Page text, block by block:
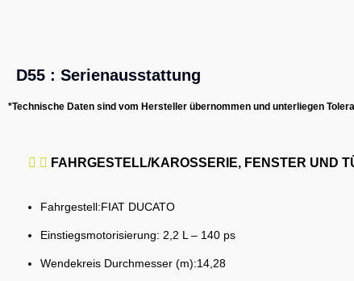
D55 : Serienausstattung
*Technische Daten sind vom Hersteller übernommen und unterliegen
FAHRGESTELL/KAROSSERIE, FENSTER UND
Fahrgestell:FIAT DUCATO
Einstiegsmotorisierung: 2,2 L – 140 ps
Wendekreis Durchmesser (m):14,28